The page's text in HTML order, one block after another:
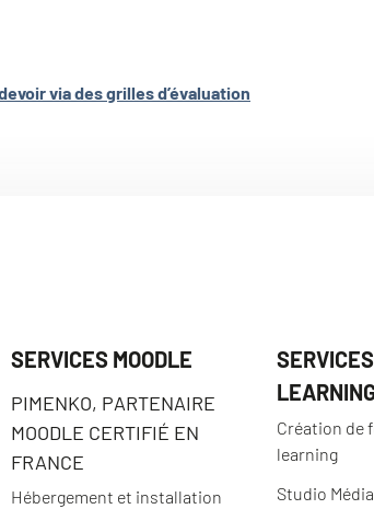
via des grilles d’évaluation
SERVICES MOODLE
PIMENKO, PARTENAIRE
MOODLE CERTIFIÉ EN
FRANCE
Hébergement et installation
Création de
learning
Studio Média